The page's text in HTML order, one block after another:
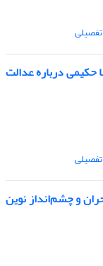
درباره عدالت
و چشم‌انداز نوین